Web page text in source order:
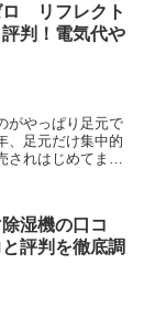
ロ リフレクト
判！電気代や
がやっぱり足元で
、足元だけ集中的
されはじめてま
湿機の口コ
評判を徹底調